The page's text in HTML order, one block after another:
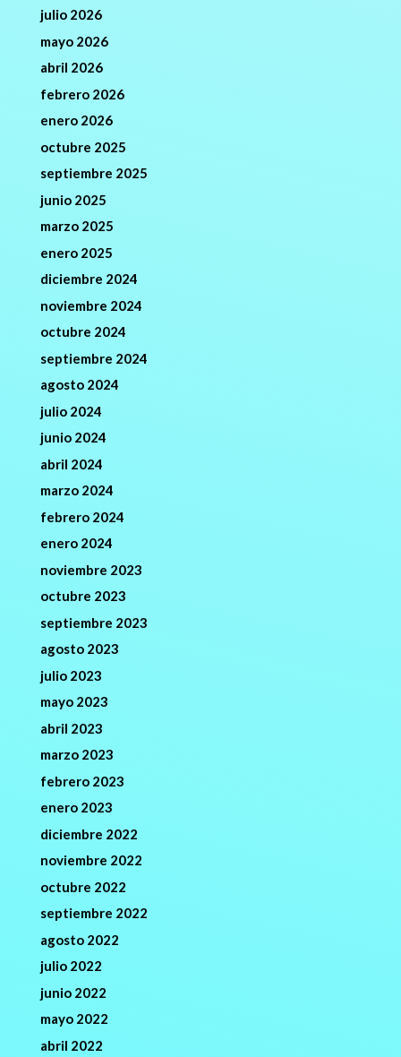
julio 2026
mayo 2026
abril 2026
febrero 2026
enero 2026
octubre 2025
septiembre 2025
junio 2025
marzo 2025
enero 2025
diciembre 2024
noviembre 2024
octubre 2024
septiembre 2024
agosto 2024
julio 2024
junio 2024
abril 2024
marzo 2024
febrero 2024
enero 2024
noviembre 2023
octubre 2023
septiembre 2023
agosto 2023
julio 2023
mayo 2023
abril 2023
marzo 2023
febrero 2023
enero 2023
diciembre 2022
noviembre 2022
octubre 2022
septiembre 2022
agosto 2022
julio 2022
junio 2022
mayo 2022
abril 2022